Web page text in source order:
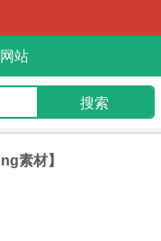
站
素材】